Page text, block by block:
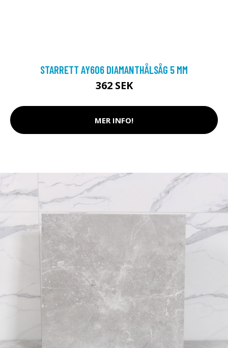
STARRETT AY606 DIAMANTHÅLSÅG 5 MM
362 SEK
MER INFO!